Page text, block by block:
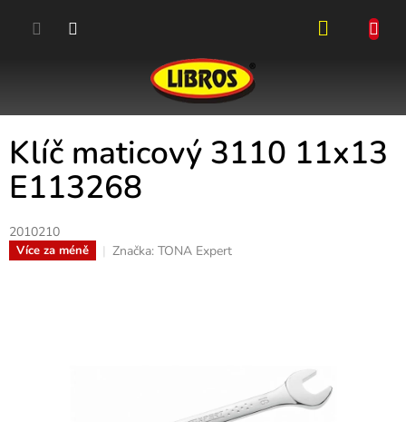
Klíč maticový 3110 11x13
E113268
2010210
Více za méně Značka: TONA Expert